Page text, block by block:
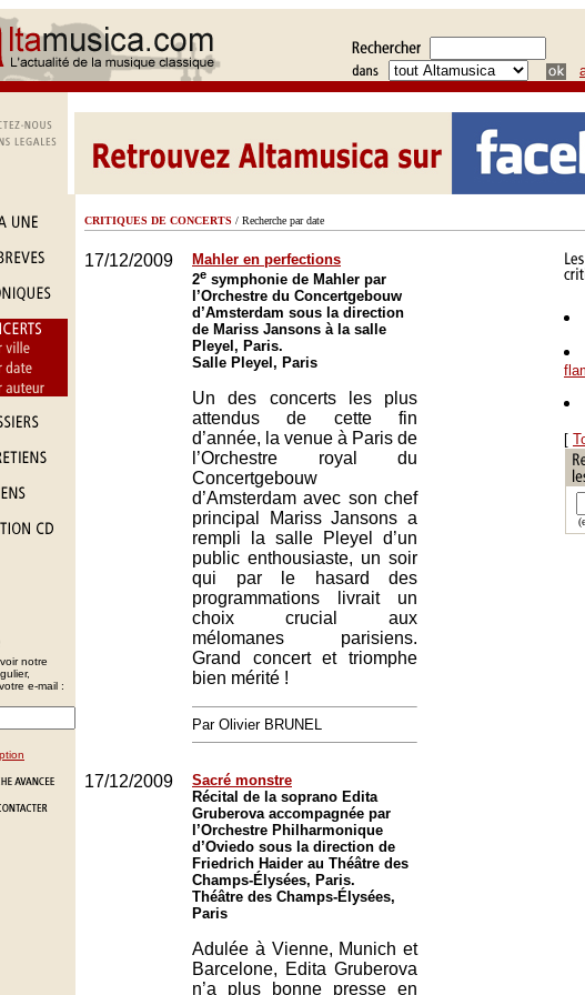
notre
e-mail :
CRITIQUES DE CONCERTS / Recherche par date
17/12/2009
Mahler en perfections
2e symphonie de Mahler par
l’Orchestre du Concertgebouw
d’Amsterdam sous la direction
de Mariss Jansons à la salle
Pleyel, Paris.
Salle Pleyel, Paris
Un des concerts les plus
attendus de cette fin
d’année, la venue à Paris de
l’Orchestre royal du
Concertgebouw
d’Amsterdam avec son chef
principal Mariss Jansons a
rempli la salle Pleyel d’un
public enthousiaste, un soir
qui par le hasard des
programmations livrait un
choix crucial aux
mélomanes parisiens.
Grand concert et triomphe
bien mérité !
Par Olivier BRUNEL
17/12/2009
Sacré monstre
Récital de la soprano Edita
Gruberova accompagnée par
l’Orchestre Philharmonique
d’Oviedo sous la direction de
Friedrich Haider au Théâtre des
Champs-Élysées, Paris.
Théâtre des Champs-Élysées,
Paris
Adulée à Vienne, Munich et
Barcelone, Edita Gruberova
n’a plus bonne presse en
[